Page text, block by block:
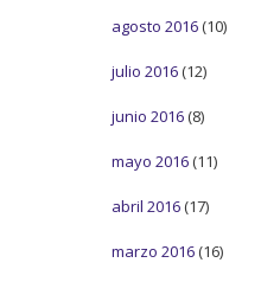
agosto 2016 (10)
julio 2016 (12)
junio 2016 (8)
mayo 2016 (11)
abril 2016 (17)
marzo 2016 (16)